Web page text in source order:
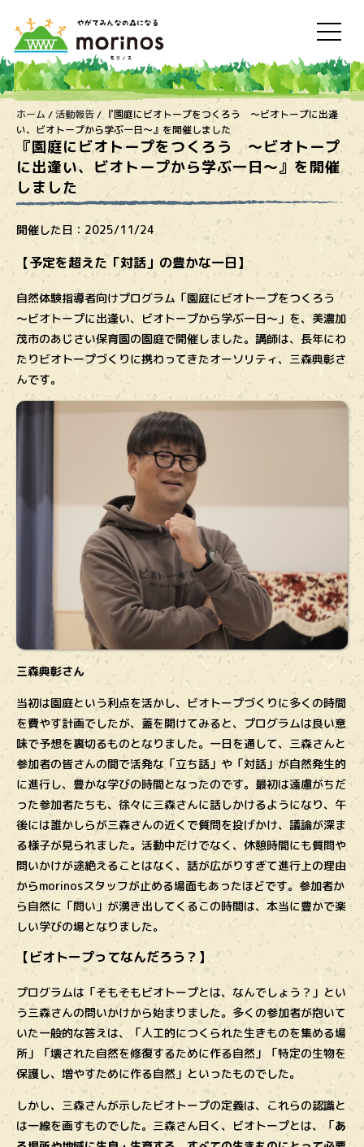
ホーム /活動報告/ 『園庭にビオトープをつくろう ～ビオトープに出逢
い、ビオトープから学ぶ一日～』を開催しました
『園庭にビオトープをつくろう ～ビオトープ
に出逢い、ビオトープから学ぶ一日～』を開催
しました
開催した日： 2025/11/24
【予定を超えた「対話」の豊かな一日】
自然体験指導者向けプログラム「園庭にビオトープをつくろう
～ビオトープに出逢い、ビオトープから学ぶ一日～」を、美濃加
茂市のあじさい保育園の園庭で開催しました。講師は、長年にわ
たりビオトープづくりに携わってきたオーソリティ、三森典彰さ
んです。
三森典彰さん
当初は園庭という利点を活かし、ビオトープづくりに多くの時間
を費やす計画でしたが、蓋を開けてみると、プログラムは良い意
味で予想を裏切るものとなりました。一日を通して、三森さんと
参加者の皆さんの間で活発な「立ち話」や「対話」が自然発生的
に進行し、豊かな学びの時間となったのです。最初は遠慮がちだ
った参加者たちも、徐々に三森さんに話しかけるようになり、午
後には誰かしらが三森さんの近くで質問を投げかけ、議論が深ま
る様子が見られました。活動中だけでなく、休憩時間にも質問や
問いかけが途絶えることはなく、話が広がりすぎて進行上の理由
からmorinosスタッフが止める場面もあったほどです。参加者か
ら自然に「問い」が湧き出してくるこの時間は、本当に豊かで楽
しい学びの場となりました。
【ビオトープってなんだろう？】
プログラムは「そもそもビオトープとは、なんでしょう？」とい
う三森さんの問いかけから始まりました。多くの参加者が抱いて
いた一般的な答えは、「人工的につくられた生きものを集める場
所」「壊された自然を修復するために作る自然」「特定の生物を
保護し、増やすために作る自然」といったものでした。
しかし、三森さんが示したビオトープの定義は、これらの認識と
は一線を画すものでした。三森さん曰く、ビオトープとは、「あ